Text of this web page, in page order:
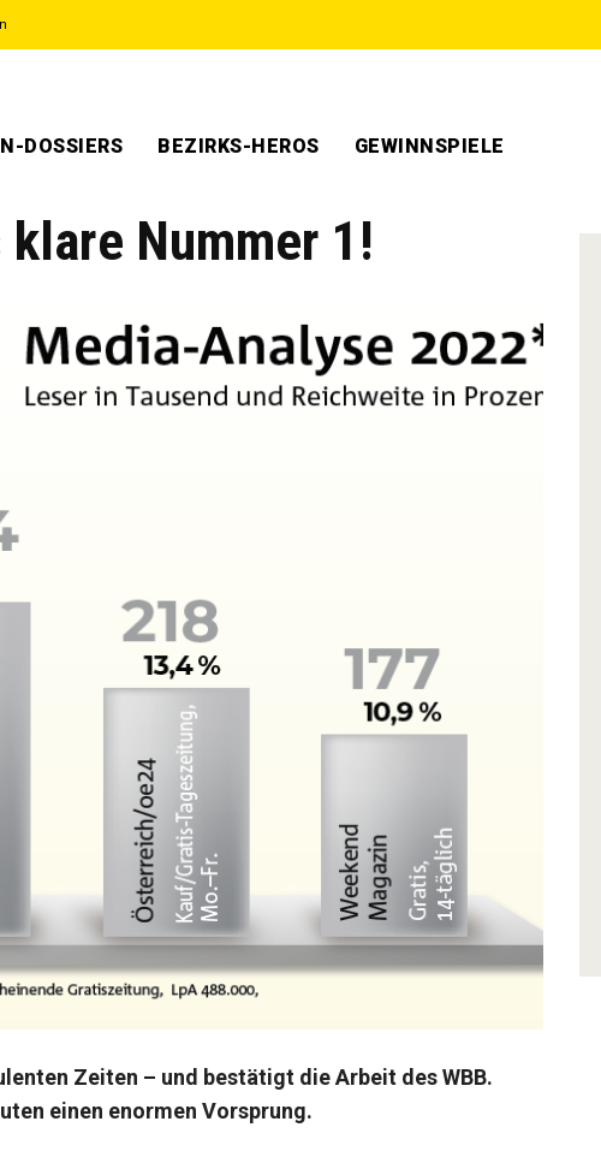
DOSSIERS BEZIRKS-HEROS GEWINNSPIELE
klare Nummer 1!
Zeiten – und bestätigt die Arbeit des WBB.
einen enormen Vorsprung.